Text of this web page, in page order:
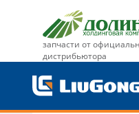
запчасти от
дистрибьютора